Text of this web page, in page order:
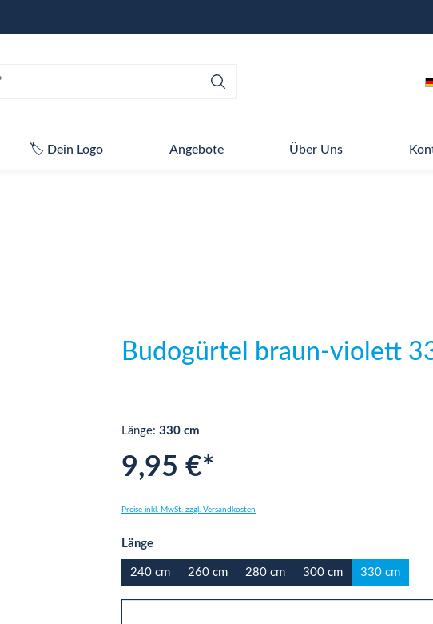
🏷️ Dein Logo Angebote Über Uns
Budogürtel braun-violett
Länge: 330 cm
9,95 €*
Preise inkl. MwSt. zzgl. Versandkosten
Längeauswählen
240 cm 260 cm 280 cm 300 cm 330 cm